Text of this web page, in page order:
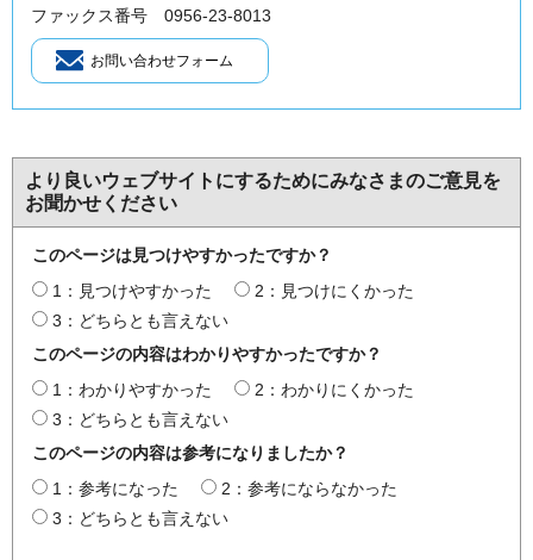
ファックス番号 0956‐23‐8013
より良いウェブサイトにするためにみなさまのご意見を
お聞かせください
このページは見つけやすかったですか？
1：見つけやすかった
2：見つけにくかった
3：どちらとも言えない
このページの内容はわかりやすかったですか？
1：わかりやすかった
2：わかりにくかった
3：どちらとも言えない
このページの内容は参考になりましたか？
1：参考になった
2：参考にならなかった
3：どちらとも言えない